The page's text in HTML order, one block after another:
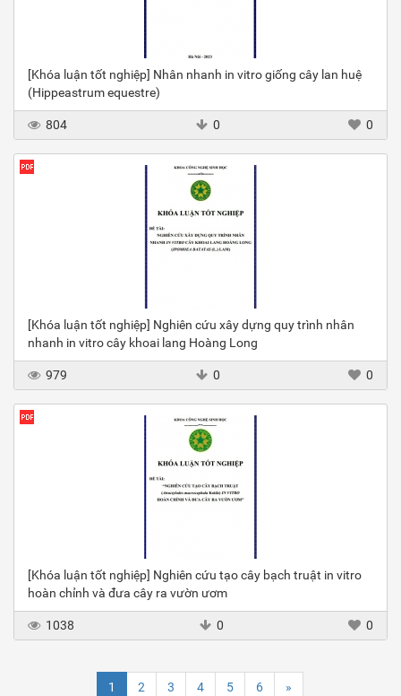
[Khóa luận tốt nghiệp] Nhân nhanh in vitro giống cây lan huệ
(Hippeastrum equestre)
804 0 0
[Khóa luận tốt nghiệp] Nghiên cứu xây dựng quy trình nhân
nhanh in vitro cây khoai lang Hoàng Long
979 0 0
[Khóa luận tốt nghiệp] Nghiên cứu tạo cây bạch truật in vitro
hoàn chỉnh và đưa cây ra vườn ươm
1038 0 0
1 2 3 4 5 6 »